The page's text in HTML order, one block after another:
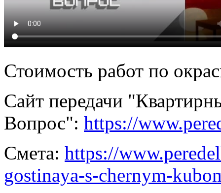
Стоимость работ по
Сайт передачи
Вопрос": https://
Смета: https://
gostinaya-s-chernym-